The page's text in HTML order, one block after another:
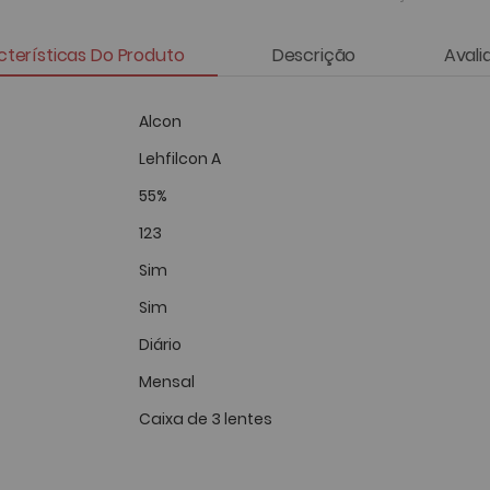
Do Produto Descrição
Alcon
Lehfilcon A
55%
123
Sim
Sim
Diário
Mensal
Caixa de 3 lentes